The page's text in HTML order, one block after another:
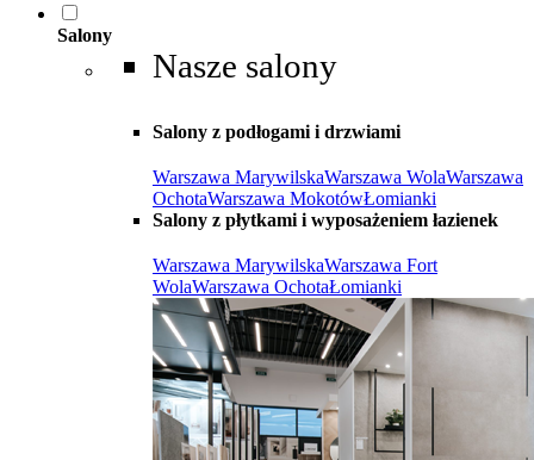
Salony
Nasze salony
Salony z podłogami i drzwiami
Warszawa MarywilskaWarszawa WolaWarszawa
OchotaWarszawa MokotówŁomianki
Salony z płytkami i wyposażeniem łazienek
Warszawa MarywilskaWarszawa Fort
WolaWarszawa OchotaŁomianki